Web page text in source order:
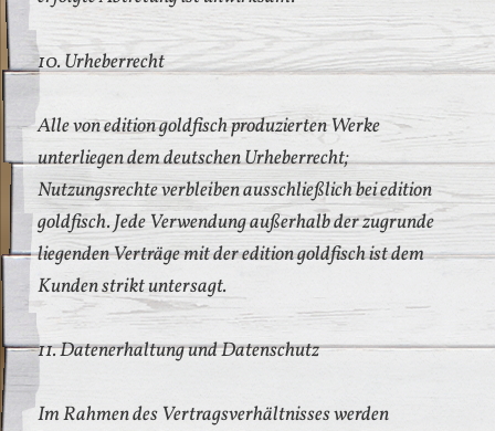
10. Urheberrecht
Alle von edition goldfisch produzierten Werke
unterliegen dem deutschen Urheberrecht;
Nutzungsrechte verbleiben ausschließlich bei edition
goldfisch. Jede Verwendung außerhalb der zugrunde
liegenden Verträge mit der edition goldfisch ist dem
Kunden strikt untersagt.
11. Datenerhaltung und Datenschutz
Im Rahmen des Vertragsverhältnisses werden